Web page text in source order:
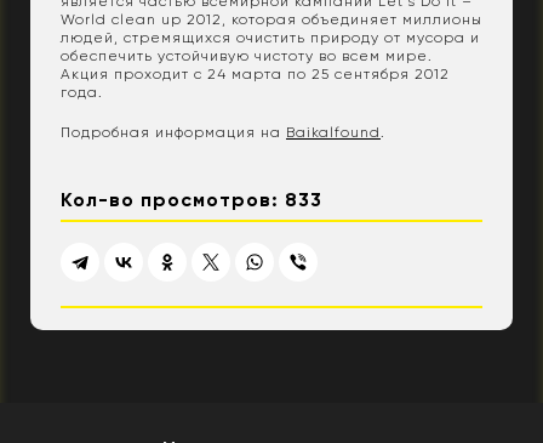
World clean up 2012, которая объединяет миллионы
людей, стремящихся очистить природу от мусора и
обеспечить устойчивую чистоту во всем мире.
Акция проходит с 24 марта по 25 сентября 2012
года.
Подробная информация на Baikalfound.
Кол-во просмотров: 833